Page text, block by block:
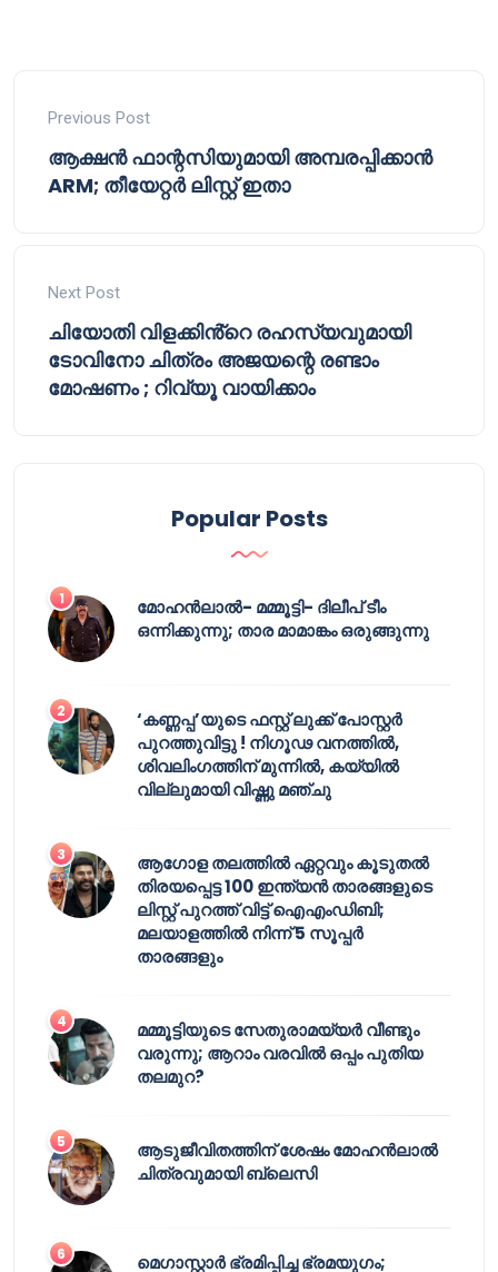
Previous Post
ആക്ഷൻ ഫാന്റസിയുമായി അമ്പരപ്പിക്കാൻ
ARM; തീയേറ്റർ ലിസ്റ്റ് ഇതാ
Next Post
ചിയോതി വിളക്കിൻ്റെ രഹസ്യവുമായി
ടോവിനോ ചിത്രം അജയന്റെ രണ്ടാം
മോഷണം ; റിവ്യൂ വായിക്കാം
Popular Posts
മോഹൻലാൽ- മമ്മൂട്ടി- ദിലീപ് ടീം
ഒന്നിക്കുന്നു; താര മാമാങ്കം ഒരുങ്ങുന്നു
‘കണ്ണപ്പ’യുടെ ഫസ്റ്റ് ലുക്ക് പോസ്റ്റർ
പുറത്തുവിട്ടു ! നിഗൂഢ വനത്തിൽ,
ശിവലിംഗത്തിന് മുന്നിൽ, കയ്യിൽ
വില്ലുമായി വിഷ്ണു മഞ്ചു
ആഗോള തലത്തിൽ ഏറ്റവും കൂടുതൽ
തിരയപ്പെട്ട 100 ഇന്ത്യൻ താരങ്ങളുടെ
ലിസ്റ്റ് പുറത്ത് വിട്ട് ഐഎംഡിബി;
മലയാളത്തിൽ നിന്ന് 5 സൂപ്പർ
താരങ്ങളും
മമ്മൂട്ടിയുടെ സേതുരാമയ്യർ വീണ്ടും
വരുന്നു; ആറാം വരവിൽ ഒപ്പം പുതിയ
തലമുറ?
ആടുജീവിതത്തിന് ശേഷം മോഹൻലാൽ
ചിത്രവുമായി ബ്ലെസി
മെഗാസ്റ്റാർ ഭ്രമിപ്പിച്ച ഭ്രമയുഗം;